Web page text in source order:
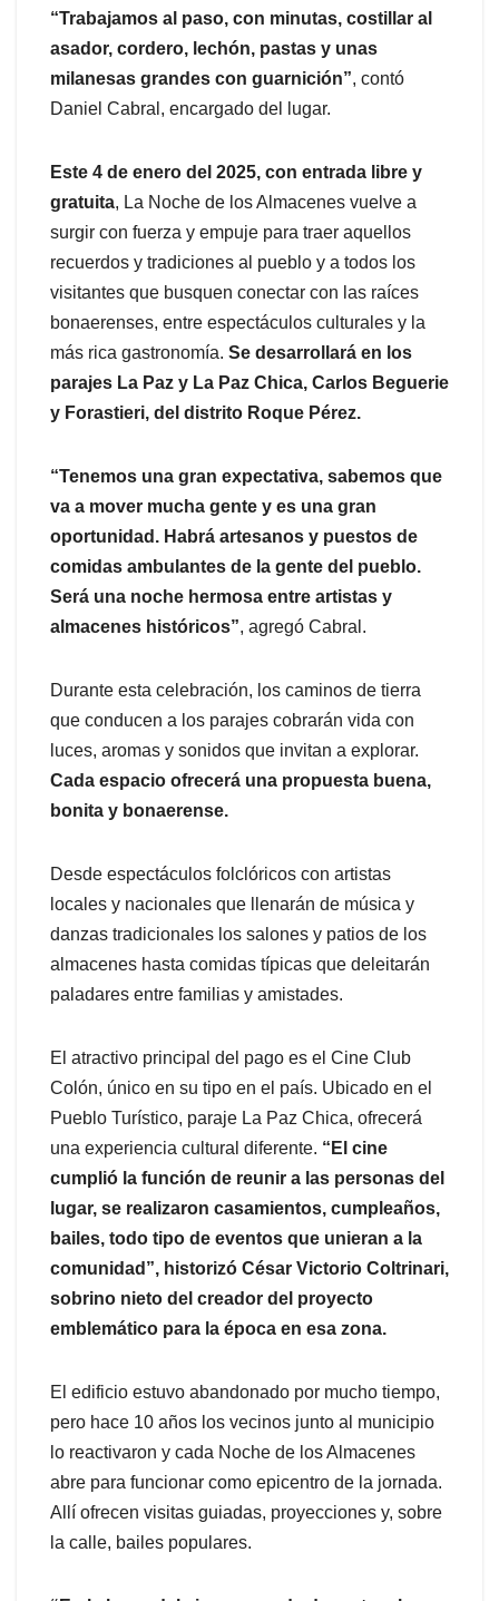
“Trabajamos al paso, con minutas, costillar al
asador, cordero, lechón, pastas y unas
milanesas grandes con guarnición”, contó
Daniel Cabral, encargado del lugar.
Este 4 de enero del 2025, con entrada libre y
gratuita, La Noche de los Almacenes vuelve a
surgir con fuerza y empuje para traer aquellos
recuerdos y tradiciones al pueblo y a todos los
visitantes que busquen conectar con las raíces
bonaerenses, entre espectáculos culturales y la
más rica gastronomía. Se desarrollará en los
parajes La Paz y La Paz Chica, Carlos Beguerie
y Forastieri, del distrito Roque Pérez.
“Tenemos una gran expectativa, sabemos que
va a mover mucha gente y es una gran
oportunidad. Habrá artesanos y puestos de
comidas ambulantes de la gente del pueblo.
Será una noche hermosa entre artistas y
almacenes históricos”, agregó Cabral.
Durante esta celebración, los caminos de tierra
que conducen a los parajes cobrarán vida con
luces, aromas y sonidos que invitan a explorar.
Cada espacio ofrecerá una propuesta buena,
bonita y bonaerense.
Desde espectáculos folclóricos con artistas
locales y nacionales que llenarán de música y
danzas tradicionales los salones y patios de los
almacenes hasta comidas típicas que deleitarán
paladares entre familias y amistades.
El atractivo principal del pago es el Cine Club
Colón, único en su tipo en el país. Ubicado en el
Pueblo Turístico, paraje La Paz Chica, ofrecerá
una experiencia cultural diferente. “El cine
cumplió la función de reunir a las personas del
lugar, se realizaron casamientos, cumpleaños,
bailes, todo tipo de eventos que unieran a la
comunidad”, historizó César Victorio Coltrinari,
sobrino nieto del creador del proyecto
emblemático para la época en esa zona.
El edificio estuvo abandonado por mucho tiempo,
pero hace 10 años los vecinos junto al municipio
lo reactivaron y cada Noche de los Almacenes
abre para funcionar como epicentro de la jornada.
Allí ofrecen visitas guiadas, proyecciones y, sobre
la calle, bailes populares.